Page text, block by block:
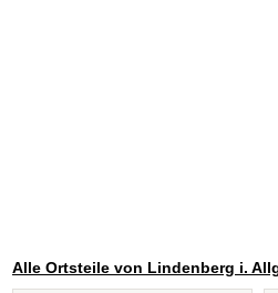
Alle Ortsteile von Lindenberg i.